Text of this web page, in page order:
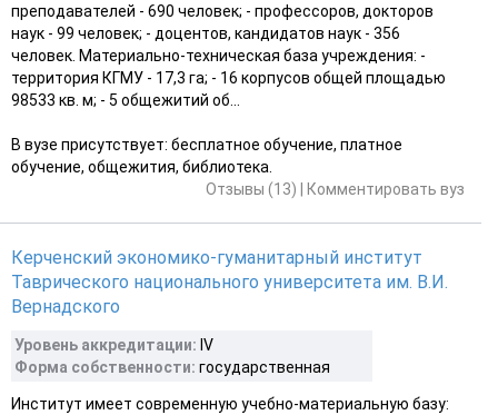
преподавателей - 690 человек; - профессоров, докторов
наук - 99 человек; - доцентов, кандидатов наук - 356
человек. Материально-техническая база учреждения: -
территория КГМУ - 17,3 га; - 16 корпусов общей площадью
98533 кв. м; - 5 общежитий об...
В вузе присутствует: бесплатное обучение, платное
обучение, общежития, библиотека.
Отзывы (13)
Комментировать вуз
Керченский экономико-гуманитарный институт
Таврического национального университета им. В.И.
Вернадского
Уровень аккредитации: IV
Форма собственности: государственная
Институт имеет современную учебно-материальную базу: